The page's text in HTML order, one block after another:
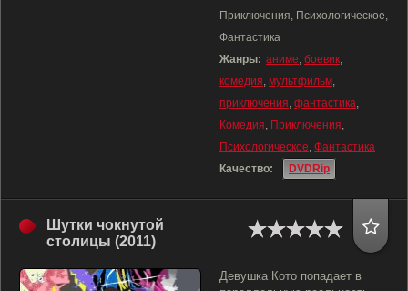
Приключения, Психологическое,
Фантастика
Жанры: аниме, боевик,
комедия, мультфильм,
приключения, фантастика,
Комедия, Приключения,
Психологическое, Фантастика
Качество:
DVDRip
Шутки чокнутой
столицы (2011)
Девушка Кото попадает в